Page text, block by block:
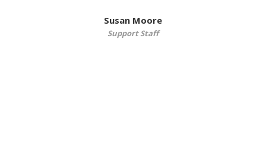
Susan Moore
Support Staff